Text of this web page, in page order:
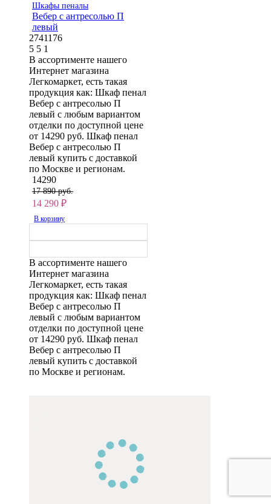
Шкафы пеналы
Вебер с антресолью П
левый
2741176
5 5 1
В ассортименте нашего
Интернет магазина
Легкомаркет, есть такая
продукция как: Шкаф пенал
Вебер с антресолью П
левый с любым вариантом
отделки по доступной цене
от 14290 руб. Шкаф пенал
Вебер с антресолью П
левый купить с доставкой
по Москве и регионам.
14290
17 890 руб.
14 290 ₽
В корзину
В ассортименте нашего
Интернет магазина
Легкомаркет, есть такая
продукция как: Шкаф пенал
Вебер с антресолью П
левый с любым вариантом
отделки по доступной цене
от 14290 руб. Шкаф пенал
Вебер с антресолью П
левый купить с доставкой
по Москве и регионам.